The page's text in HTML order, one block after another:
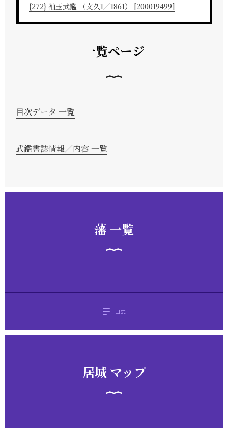
{272} 袖玉武鑑 （文久1／1861） [200019499]
一覧ページ
目次データ 一覧
武鑑書誌情報／内容 一覧
藩 一覧
List
居城 マップ